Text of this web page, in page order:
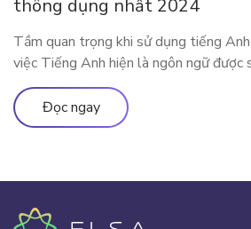
thông dụng nhất 2024
Tầm quan trọng khi sử dụng tiếng
việc Tiếng Anh hiện là ngôn ngữ được
cả giao tiếp đời sống cũng như trong
doanh nghiệp đã liệt kê tiếng Anh như
trọng trong bản mô tả […]
Đọc ngay